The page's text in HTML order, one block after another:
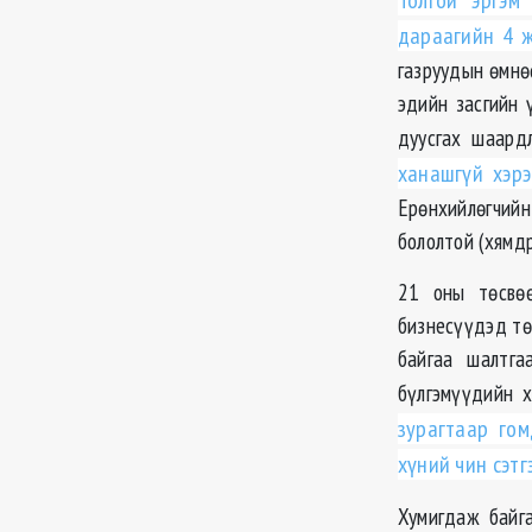
дараагийн 4
газруудын
эдийн засгийн
дуусгах
ханашгүй
бололтой
21 оны
бизнесүүдэд
байгаа
бүлгэмүүдийн
зурагтаар
хүний чин
Хумигдаж